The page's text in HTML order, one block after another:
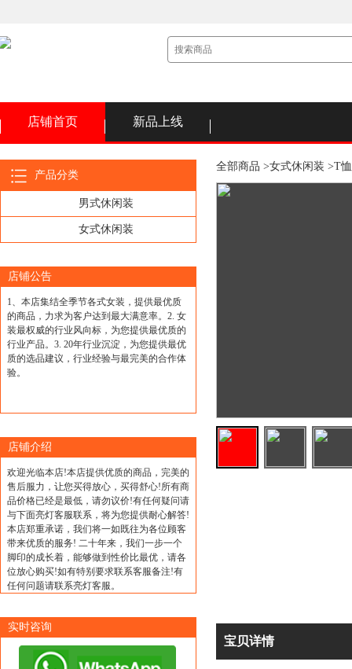
店铺首页 新品上线
产品分类
男式休闲装
女式休闲装
店铺公告
1、本店集结全季节各式女装，提供最优质
的商品，力求为客户达到最大满意率。2. 女
装最权威的行业风向标，为您提供最优质的
行业产品。3. 20年行业沉淀，为您提供最优
质的选品建议，行业经验与最完美的合作体
验。
店铺介绍
欢迎光临本店!本店提供优质的商品，完美的
售后服力，让您买得放心，买得舒心!所有商
品价格已经是最低，请勿议价!有任何疑问请
与下面亮灯客服联系，将为您提供耐心解答!
本店郑重承诺，我们将一如既往为各位顾客
带来优质的服务! 二十年来，我们一步一个
脚印的成长着，能够做到性价比最优，请各
位放心购买!如有特别要求联系客服备注!有
任何问题请联系亮灯客服。
实时咨询
全部商品 >女式休闲装 >T
宝贝详情